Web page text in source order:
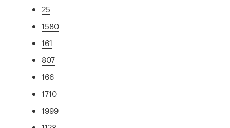
25
1580
161
807
166
1710
1999